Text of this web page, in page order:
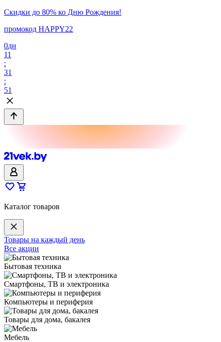
Скидки до 80% ко Дню Рождения!
промокод HAPPY22
0дн
11
:
31
:
51
Каталог товаров
Товары на каждый день
Все акции
Бытовая техника
Смартфоны, ТВ и электроника
Компьютеры и периферия
Товары для дома, бакалея
Мебель